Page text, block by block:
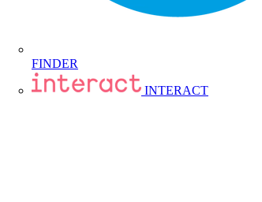
FINDER
INTERACT